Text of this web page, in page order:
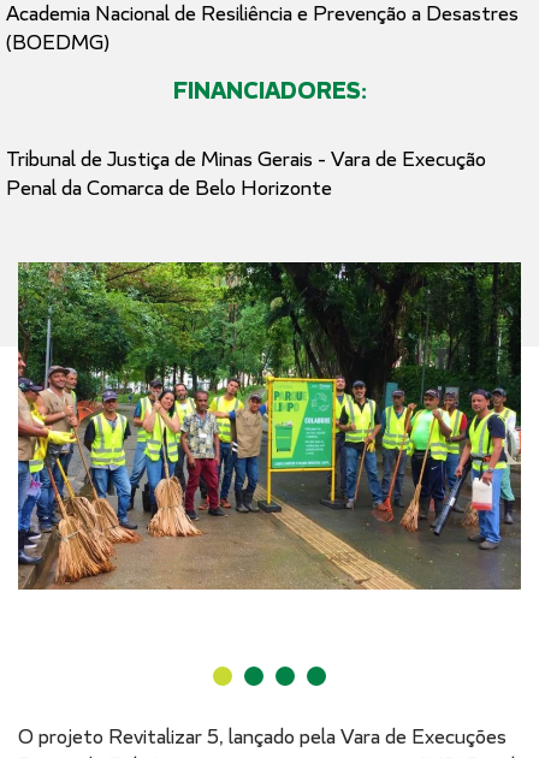
Academia Nacional de Resiliência e Prevenção a Desastres
(BOEDMG)
FINANCIADORES:
Tribunal de Justiça de Minas Gerais - Vara de Execução
Penal da Comarca de Belo Horizonte
O projeto Revitalizar 5, lançado pela Vara de Execuções